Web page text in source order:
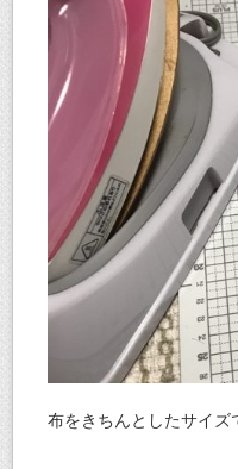
布をきちんとしたサイ